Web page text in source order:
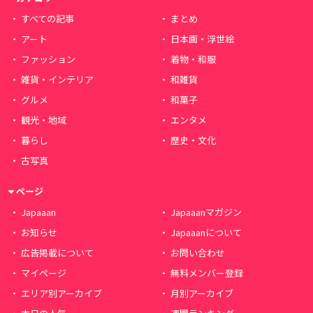
すべての記事
まとめ
アート
日本画・浮世絵
ファッション
着物・和服
雑貨・インテリア
和雑貨
グルメ
和菓子
観光・地域
エンタメ
暮らし
歴史・文化
古写真
ページ
Japaaan
Japaaanマガジン
お知らせ
Japaaanについて
広告掲載について
お問い合わせ
マイページ
無料メンバー登録
エリア別アーカイブ
月別アーカイブ